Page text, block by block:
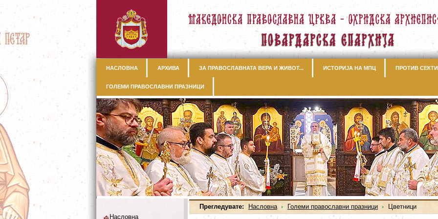
НАСЛОВНА АРХИВА ЗА ПРАВОСЛАВНАТА ВЕРА И ЖИВОТ... ИСТОРИЈА НА МПЦ ПРОТИВ
ГОЛЕМИ ПРАВОСЛАВНИ ПРАЗНИЦИ
Прегледувате: Насловна Големи православни празници
Цветници
Насловна